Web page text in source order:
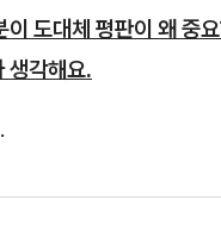
도대체 평판이 왜 중
생각해요.